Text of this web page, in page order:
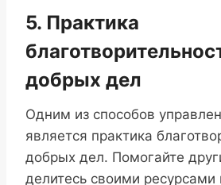
5. Практика
добрых дел
Одним из способов
является практика
добрых дел. Помогайте
делитесь своими